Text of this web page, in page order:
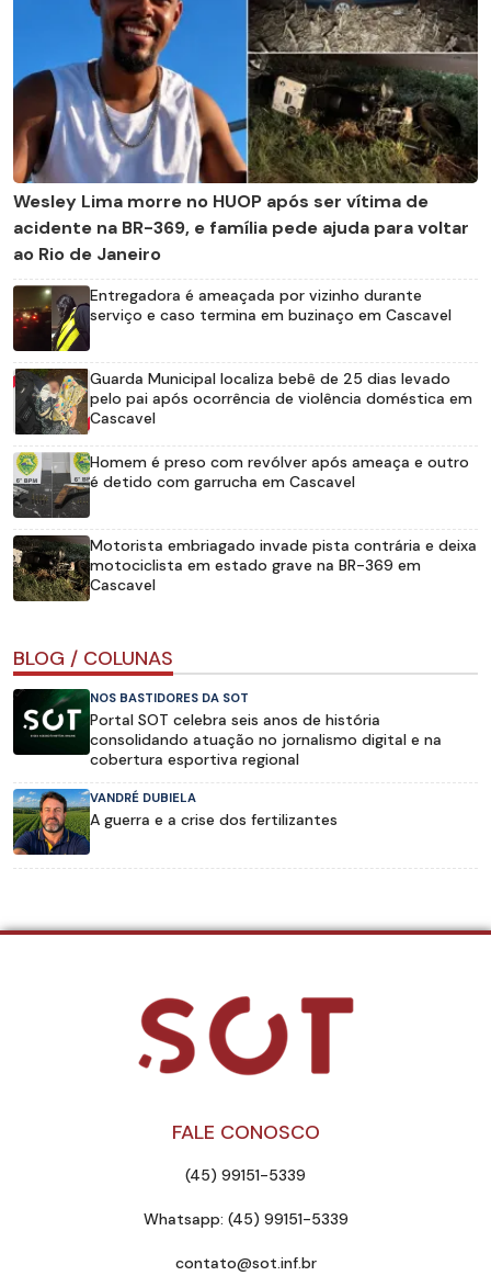
Wesley Lima morre no HUOP após ser vítima de
acidente na BR-369, e família pede ajuda para voltar
ao Rio de Janeiro
Entregadora é ameaçada por vizinho durante
serviço e caso termina em buzinaço em Cascavel
Guarda Municipal localiza bebê de 25 dias levado
pelo pai após ocorrência de violência doméstica em
Cascavel
Homem é preso com revólver após ameaça e outro
é detido com garrucha em Cascavel
Motorista embriagado invade pista contrária e deixa
motociclista em estado grave na BR-369 em
Cascavel
BLOG / COLUNAS
NOS BASTIDORES DA SOT
Portal SOT celebra seis anos de história
consolidando atuação no jornalismo digital e na
cobertura esportiva regional
VANDRÉ DUBIELA
A guerra e a crise dos fertilizantes
FALE CONOSCO
(45) 99151-5339
Whatsapp: (45) 99151-5339
contato@sot.inf.br